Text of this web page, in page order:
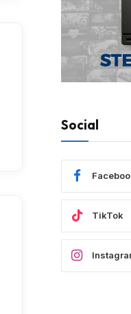
Social
TikTok